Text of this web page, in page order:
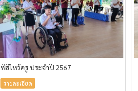
พิธีไหว้ครู ประจำปี 2567
รายละเอียด